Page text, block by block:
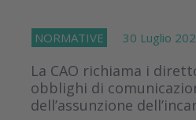
NORMATIVE 30 Luglio
La CAO richiama i
obblighi di
dell’assunzione